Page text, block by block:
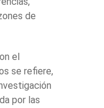
de
el
se refiere,
por las